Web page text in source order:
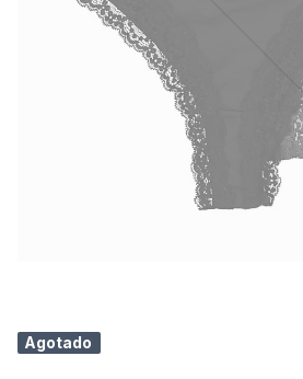
Agotado